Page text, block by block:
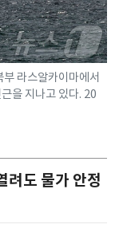
라스알카이마에서
을 지나고 있다. 20
도 물가 안정